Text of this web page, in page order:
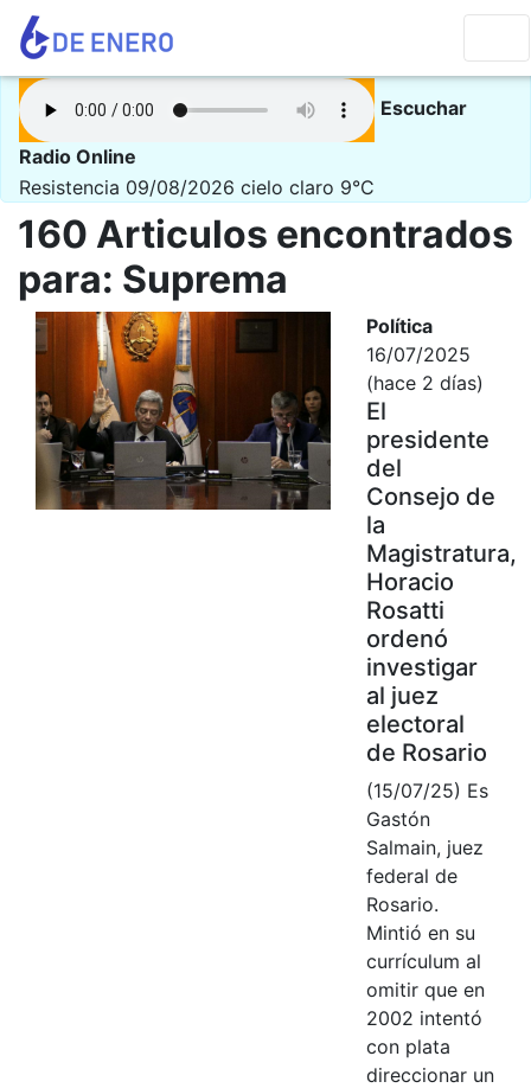
Escuchar
Radio Online
Resistencia 09/08/2026 cielo claro 9°C
160 Articulos encontrados
para: Suprema
Política
16/07/2025
(hace 2 días)
El
presidente
del
Consejo de
la
Magistratura,
Horacio
Rosatti
ordenó
investigar
al juez
electoral
de Rosario
(15/07/25) Es
Gastón
Salmain, juez
federal de
Rosario.
Mintió en su
currículum al
omitir que en
2002 intentó
con plata
direccionar un